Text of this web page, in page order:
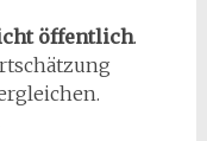
öffentlich.